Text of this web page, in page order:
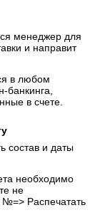
менеджер для
и направит
в любом
банкинга,
в счете.
состав и даты
необходимо
не
№=> Распечатать